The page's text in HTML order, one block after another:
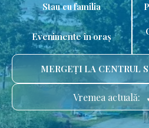
Stau cu familia
Evenimente în oraș
MERGEȚI LA CENTRUL
Vremea actuală: